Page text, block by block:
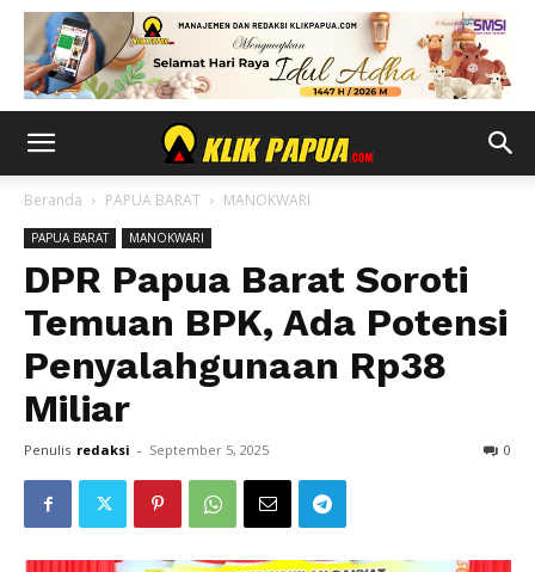
Beranda PAPUA BARAT MANOKWARI
PAPUA BARAT MANOKWARI
DPR Papua Barat Soroti
Temuan BPK, Ada Potensi
Penyalahgunaan Rp38
Miliar
Penulis redaksi - September 5, 2025 0